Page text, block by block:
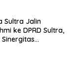
Sultra Jalin
ke DPRD Sultra,